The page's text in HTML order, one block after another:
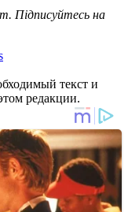
Підписуйтесь на
текст и
редакции.